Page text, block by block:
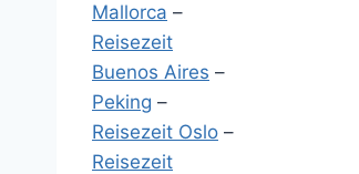
Mallorca –
Reisezeit
Buenos Aires –
Peking –
Reisezeit Oslo –
Reisezeit